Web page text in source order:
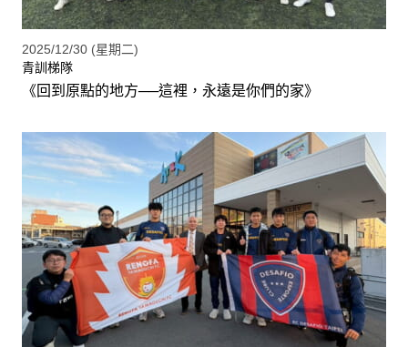
2025/12/30 (星期二)
青訓梯隊
《回到原點的地方──這裡，永遠是你們的家》